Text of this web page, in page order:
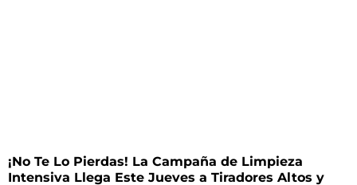
¡No Te Lo Pierdas! La Campaña de Limpieza
Intensiva Llega Este Jueves a Tiradores Altos y